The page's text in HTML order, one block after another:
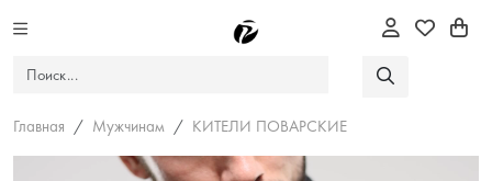
Главная Мужчинам КИТЕЛИ ПОВАРСКИЕ